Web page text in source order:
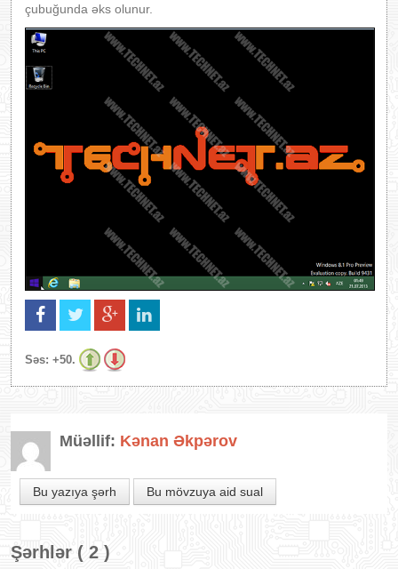
çubuğunda əks olunur.
Səs: +50.
Müəllif: Kənan Əkpərov
Bu yazıya şərh Bu mövzuya aid sual
Şərhlər ( 2 )